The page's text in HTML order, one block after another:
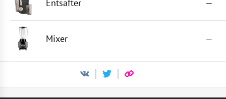
Entsafter —
Mixer —